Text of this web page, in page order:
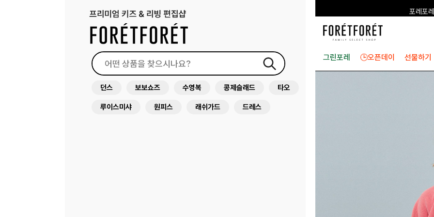
포레포
그린포레 🕒오픈데이 선물하기
던스 보보쇼즈 수영복 콩제슬래드 타오
루이스미샤 원피스 래쉬가드 드레스